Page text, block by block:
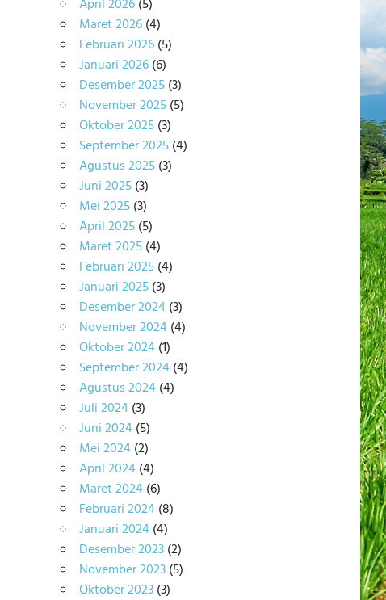
April 2026(5)
Maret 2026(4)
Februari 2026(5)
Januari 2026(6)
Desember 2025(3)
November 2025(5)
Oktober 2025(3)
September 2025(4)
Agustus 2025(3)
Juni 2025(3)
Mei 2025(3)
April 2025(5)
Maret 2025(4)
Februari 2025(4)
Januari 2025(3)
Desember 2024(3)
November 2024(4)
Oktober 2024(1)
September 2024(4)
Agustus 2024(4)
Juli 2024(3)
Juni 2024(5)
Mei 2024(2)
April 2024(4)
Maret 2024(6)
Februari 2024(8)
Januari 2024(4)
Desember 2023(2)
November 2023(5)
Oktober 2023(3)